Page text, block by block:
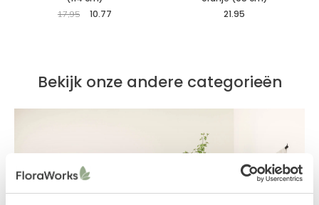
17,95 10.77
21.95
Bekijk onze andere categorieën